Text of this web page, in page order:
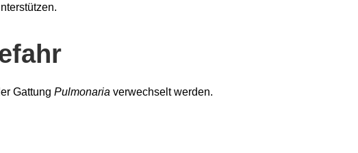
Gattung Pulmonaria verwechselt werden.